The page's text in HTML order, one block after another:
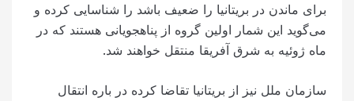
برای ماندن در بریتانیا را ضعیف باشد را شناسایی کرده و
می‌گوید این شمار اولین گروه از پناهجویانی هستند که در
ماه ژوئیه به شرق آفریقا منتقل خواهند شد.
سازمان ملل نیز از بریتانیا تقاضا کرده در باره انتقال